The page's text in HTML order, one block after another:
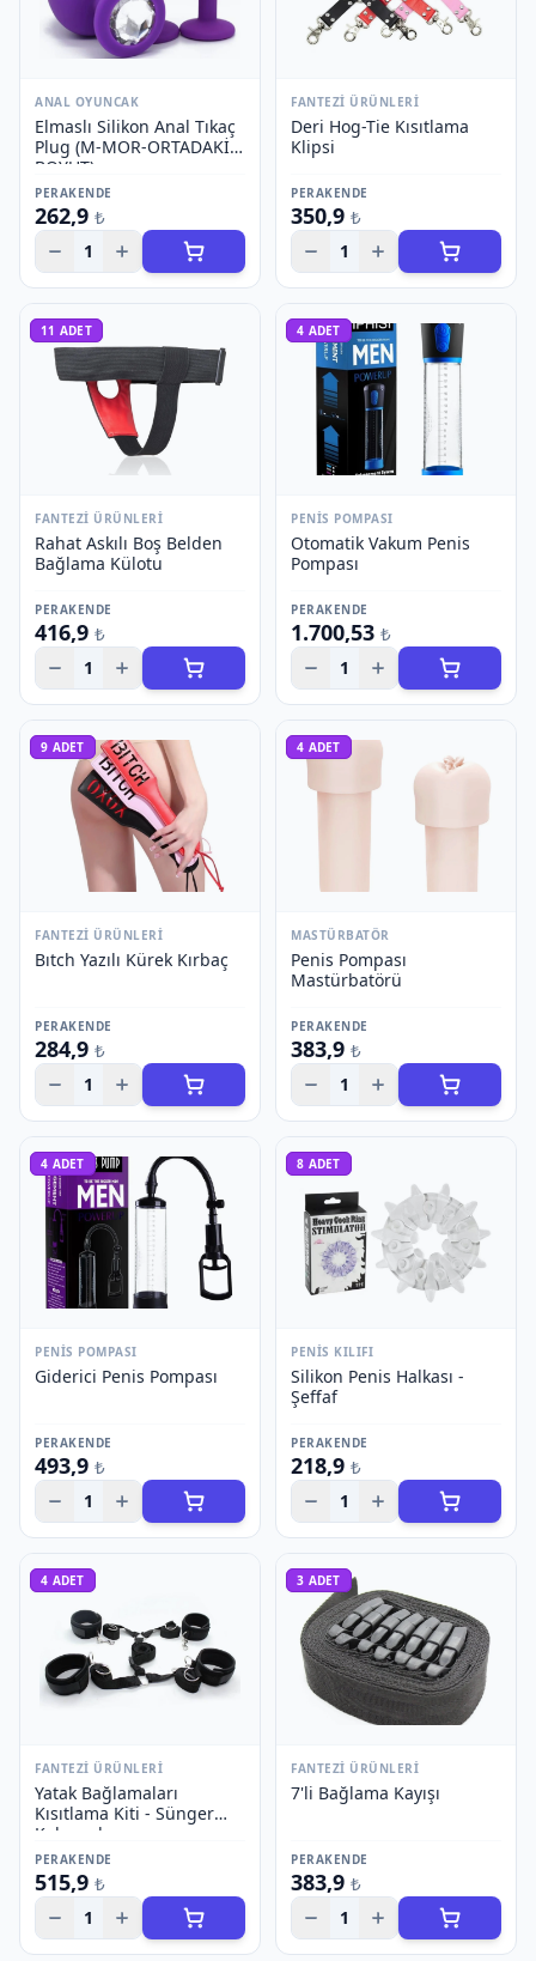
ANAL OYUNCAK
Elmaslı Silikon Anal Tıkaç
Plug (M-MOR-ORTADAKİ
BOYUT)
PERAKENDE
262,9 ₺
1
FANTEZI ÜRÜNLERI
Deri Hog-Tie Kısıtlama
Klipsi
PERAKENDE
350,9 ₺
1
11 ADET
FANTEZI ÜRÜNLERI
Rahat Askılı Boş Belden
Bağlama Külotu
PERAKENDE
416,9 ₺
1
4 ADET
PENIS POMPASI
Otomatik Vakum Penis
Pompası
PERAKENDE
1.700,53 ₺
1
9 ADET
FANTEZI ÜRÜNLERI
Bıtch Yazılı Kürek Kırbaç
PERAKENDE
284,9 ₺
1
4 ADET
MASTÜRBATÖR
Penis Pompası
Mastürbatörü
PERAKENDE
383,9 ₺
1
4 ADET
PENIS POMPASI
Giderici Penis Pompası
PERAKENDE
493,9 ₺
1
8 ADET
PENIS KILIFI
Silikon Penis Halkası -
Şeffaf
PERAKENDE
218,9 ₺
1
4 ADET
FANTEZI ÜRÜNLERI
Yatak Bağlamaları
Kısıtlama Kiti - Sünger
Kelepçeler
PERAKENDE
515,9 ₺
1
3 ADET
FANTEZI ÜRÜNLERI
7'li Bağlama Kayışı
PERAKENDE
383,9 ₺
1